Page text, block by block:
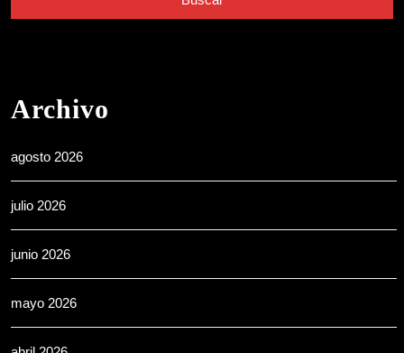
Archivo
agosto 2026
julio 2026
junio 2026
mayo 2026